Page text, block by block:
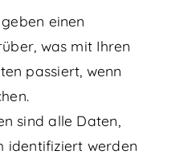
einen
was mit Ihren
passiert, wenn
sind alle Daten,
identifiziert werden